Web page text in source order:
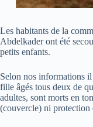
Les habitants de la
Abdelkader ont été
petits enfants.
Selon nos informations
fille âgés tous deux de
adultes, sont morts en
(couvercle) ni protection